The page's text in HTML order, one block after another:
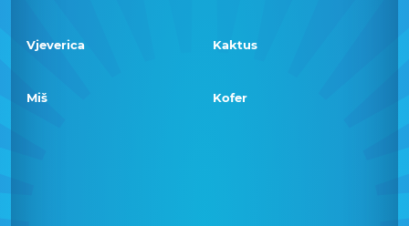
Vjeverica Kaktus
Miš Kofer